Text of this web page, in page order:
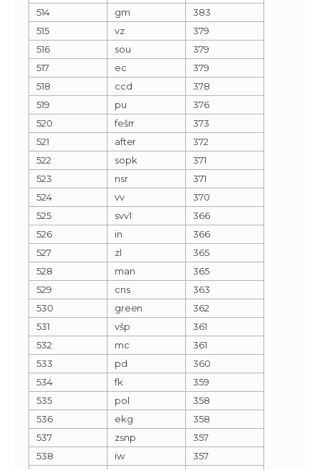
514
gm
383
515
vz
379
516
sou
379
517
ec
379
518
ccd
378
519
pu
376
520
fešrr
373
521
after
372
522
sopk
371
523
nsr
371
524
vv
370
525
svv1
366
526
in
366
527
zl
365
528
man
365
529
cns
363
530
green
362
531
všp
361
532
mc
361
533
pd
360
534
fk
359
535
pol
358
536
ekg
358
537
zsnp
357
538
iw
357